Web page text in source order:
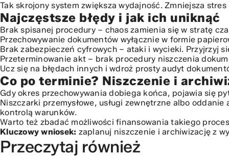
Tak skrojony system zwiększa wydajność. Zmniejsza
Najczęstsze błędy i jak ich uniknąć
Brak spisanej procedury – chaos zamienia się w stratę
Przechowywanie dokumentów wyłącznie w formie
Brak zabezpieczeń cyfrowych – ataki i wycieki. Przyjrzyj
Przeterminowanie akt – brak procedury niszczenia
Ucz się na błędach innych i wdroż prosty audyt
Co po terminie? Niszczenie i
Gdy okres przechowywania dobiega końca, pojawia się
Niszczarki przemysłowe, usługi zewnętrzne albo
kontrolą warunków.
Warto też zbadać możliwości finansowania takiego
Kluczowy wniosek: zaplanuj niszczenie i archiwizację z
Przeczytaj również